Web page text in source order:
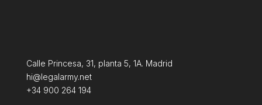
Calle Princesa, 31, planta 5, 1A. Madrid
hi@legalarmy.net
+34 900 264 194